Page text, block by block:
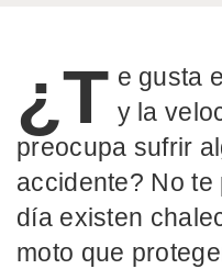
¿T e gusta
y la
preocupa sufrir
accidente? No
día existen
moto que